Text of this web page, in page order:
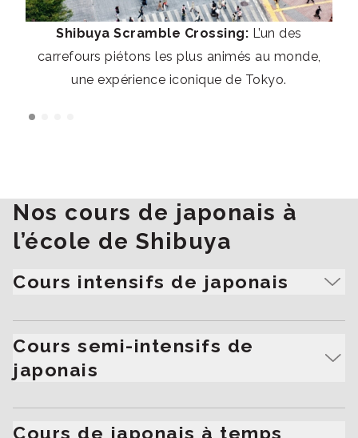
Shibuya Scramble Crossing: L’un des
carrefours piétons les plus animés au monde,
une expérience iconique de Tokyo.
Nos cours de japonais à
l’école de Shibuya
Cours intensifs de japonais
Idéal pour ceux qui sont totalement engagés dans
l’apprentissage du japonais et souhaitent se
concentrer sur la pratique de la conversation.
Cours semi-intensifs de
japonais
Parfait pour ceux qui veulent apprendre le japonais
tout en s’adaptant à un emploi du temps chargé.
Cours de japonais à temps